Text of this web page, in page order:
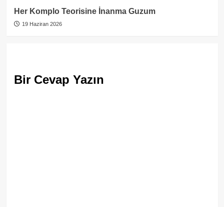
Her Komplo Teorisine İnanma Guzum
19 Haziran 2026
Bir Cevap Yazın